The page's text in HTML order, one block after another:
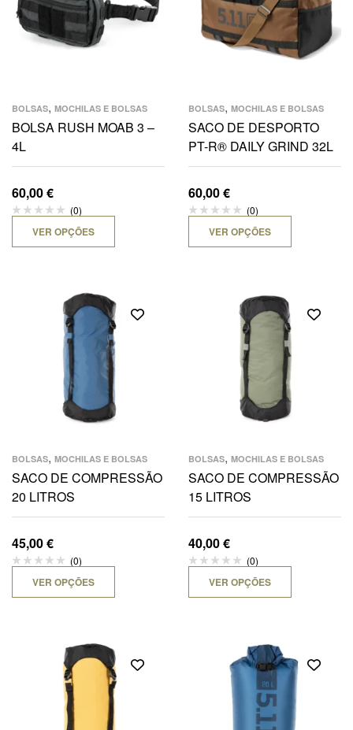
BOLSAS, MOCHILAS E BOLSAS
BOLSA RUSH MOAB 3 –
4L
60,00€
(0)
VER OPÇÕES
BOLSAS, MOCHILAS E BOLSAS
SACO DE DESPORTO
PT-R® DAILY GRIND 32L
60,00€
(0)
VER OPÇÕES
BOLSAS, MOCHILAS E BOLSAS
SACO DE COMPRESSÃO
20 LITROS
45,00€
(0)
VER OPÇÕES
BOLSAS, MOCHILAS E BOLSAS
SACO DE COMPRESSÃO
15 LITROS
40,00€
(0)
VER OPÇÕES